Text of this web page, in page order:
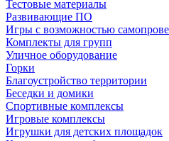
Тестовые материалы
Развивающие ПО
Игры с возможностью
Комплекты для групп
Уличное оборудование
Горки
Благоустройство территории
Беседки и домики
Спортивные комплексы
Игровые комплексы
Игрушки для детских площадок